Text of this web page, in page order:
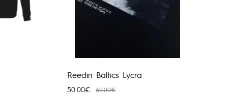
Reedin Baltics Lycra
50.00€ 60.00€